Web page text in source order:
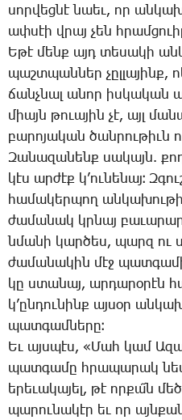
սոր­վեց­նէ նաեւ, որ
ափ­սէի վրայ չեն
Ե­թէ մենք այդ տե­սա­կի
պաշտ­պան­ներ չըլ­լա­յինք,
ճանչ­նալ ա­նոր իս­կա­կան
միայն թո­ւա­յին չէ, այլ
բա­րո­յա­կան ծան­րու­թիւն
­Զա­նա­զա­նենք սա­կայն.
կէս ար­ժէք կ­’ու­նե­նայ։
հա­մա­կեր­պող
ժա­մա­նակ կրնայ
նմա­նի կար­ծես, պարզ ու
ժա­մա­նա­կին մէջ
կը ստա­նայ, ար­դա­րօ­րէն
կ­’ըն­դու­նինք այ­սօր
պատ­գամ­նե­րը։
Եւ այս­պէս, «­Մահ կամ
պատ­գա­մը հրա­պա­րակ
ե­րե­ւա­կա­յել, թէ որ­քա՜ն
պա­րու­նա­կէր եւ որ